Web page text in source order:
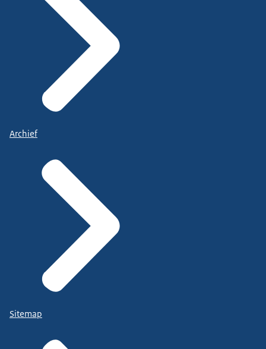
Archief
Sitemap